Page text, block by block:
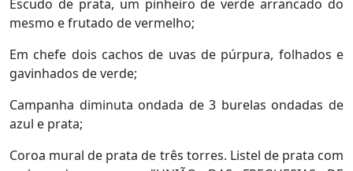
Escudo de prata, um pinheiro de verde arrancado do
mesmo e frutado de vermelho;
Em chefe dois cachos de uvas de púrpura, folhados e
gavinhados de verde;
Campanha diminuta ondada de 3 burelas ondadas de
azul e prata;
Coroa mural de prata de três torres. Listel de prata com